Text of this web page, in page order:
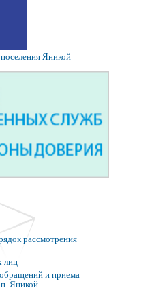
Яникой
рассмотрения
лиц
и приема
Яникой